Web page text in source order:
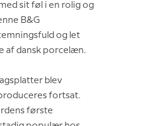
sit føl i en rolig og
B&G
og let
af dansk porcelæn.
blev
fortsat.
første